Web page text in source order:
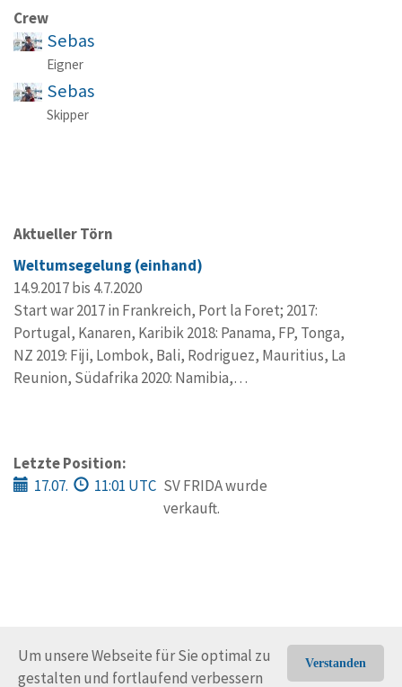
Verstanden
Um unsere Webseite für Sie optimal zu
gestalten und fortlaufend verbessern
Crew
Sebas
Eigner
Sebas
Skipper
Aktueller Törn
Weltumsegelung (einhand)
14.9.2017 bis 4.7.2020
Start war 2017 in Frankreich, Port la Foret; 2017:
Portugal, Kanaren, Karibik 2018: Panama, FP, Tonga,
NZ 2019: Fiji, Lombok, Bali, Rodriguez, Mauritius, La
Reunion, Südafrika 2020: Namibia,…
Letzte Position:
17.07.
11:01 UTC SV FRIDA wurde
verkauft.